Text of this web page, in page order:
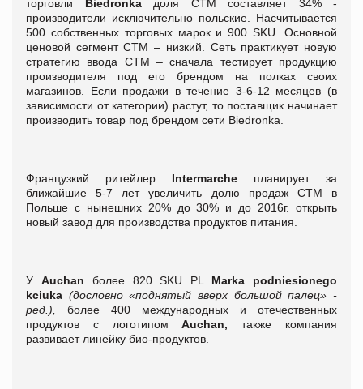
торговли Biedronkaдоля СТМ составляет 34% -
производители исключительно польские. Насчитывается
500 собственных торговых марок и 900 SKU. Основной
ценовой сегмент СТМ – низкий. Сеть практикует новую
стратегию ввода СТМ – сначала тестирует продукцию
производителя под его брендом на полках своих
магазинов. Если продажи в течение 3-6-12 месяцев (в
зависимости от категории) растут, то поставщик начинает
производить товар под брендом сети Biedronka.
Французкий ритейлер Intermarche планирует за
ближайшие 5-7 лет увеличить долю продаж СТМ в
Польше с нынешних 20% до 30% и до 2016г. открыть
новый завод для производства продуктов питания.
У Auchan более 820 SKU PL Marka podniesionego
kciuka (дословно «поднятый вверх большой палец» -
ред.), более 400 международных и отечественных
продуктов с логотипомAuchan,также компания
развивает линейку био-продуктов.